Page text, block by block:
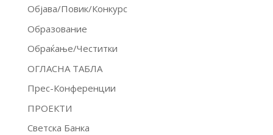
Објава/Повик/Конкурс
Образование
Обраќање/Честитки
ОГЛАСНА ТАБЛА
Прес-Конференции
ПРОЕКТИ
Светска Банка